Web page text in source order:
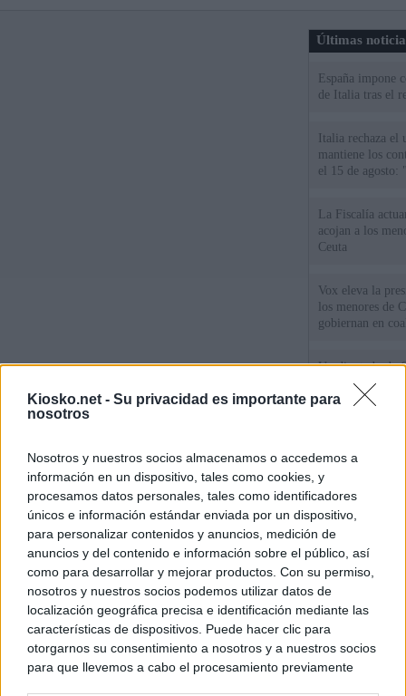
Kiosko.net - Su privacidad es importante para
nosotros
Nosotros y nuestros socios almacenamos o accedemos a
información en un dispositivo, tales como cookies, y
procesamos datos personales, tales como identificadores
únicos e información estándar enviada por un dispositivo,
para personalizar contenidos y anuncios, medición de
anuncios y del contenido e información sobre el público, así
como para desarrollar y mejorar productos. Con su permiso,
nosotros y nuestros socios podemos utilizar datos de
localización geográfica precisa e identificación mediante las
características de dispositivos. Puede hacer clic para
otorgarnos su consentimiento a nosotros y a nuestros socios
para que llevemos a cabo el procesamiento previamente
Últimas
España impone
de Italia tras el
Italia rechaza
mantiene los
el 15 de agosto:
La Fiscalía
acojan a los
Ceuta
Vox eleva la
los menores de
gobiernan en
Un diputado de
ante la Fiscalía
los inmigrantes”
ministros
de Ceuta
© Kiosko.net Aviso Legal Privacidad y Cookies